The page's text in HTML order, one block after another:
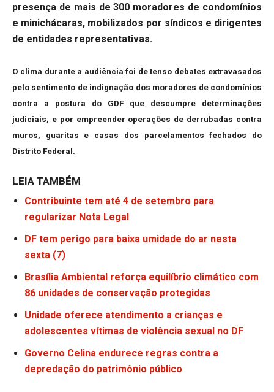
presença de mais de 300 moradores de condomínios
e minichácaras, mobilizados por síndicos e dirigentes
de entidades representativas.
O clima durante a audiência foi de tenso debates extravasados
pelo sentimento de indignação dos moradores de condomínios
contra a postura do GDF que descumpre determinações
judiciais, e por empreender operações de derrubadas contra
muros, guaritas e casas dos parcelamentos fechados do
Distrito Federal.
LEIA TAMBÉM
Contribuinte tem até 4 de setembro para
regularizar Nota Legal
DF tem perigo para baixa umidade do ar nesta
sexta (7)
Brasília Ambiental reforça equilíbrio climático com
86 unidades de conservação protegidas
Unidade oferece atendimento a crianças e
adolescentes vítimas de violência sexual no DF
Governo Celina endurece regras contra a
depredação do patrimônio público